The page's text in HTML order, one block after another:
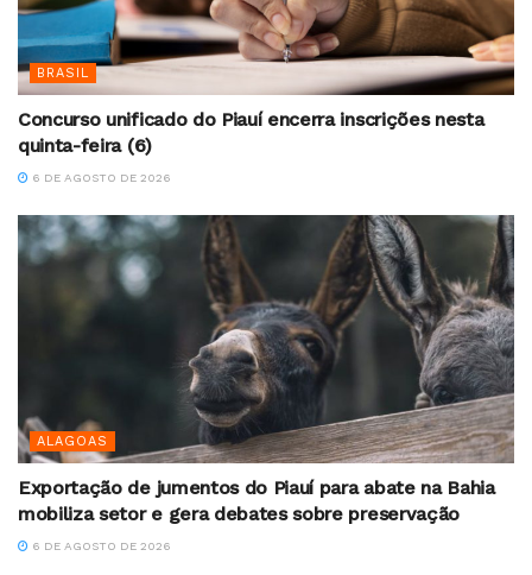
BRASIL
Concurso unificado do Piauí encerra inscrições nesta
quinta-feira (6)
6 DE AGOSTO DE 2026
ALAGOAS
Exportação de jumentos do Piauí para abate na Bahia
mobiliza setor e gera debates sobre preservação
6 DE AGOSTO DE 2026